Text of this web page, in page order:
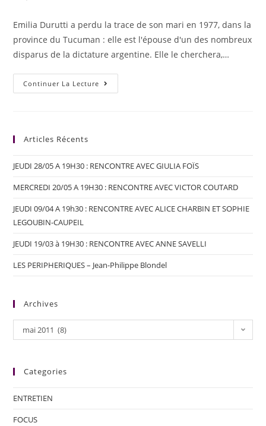
Emilia Durutti a perdu la trace de son mari en 1977, dans la
province du Tucuman : elle est l'épouse d'un des nombreux
disparus de la dictature argentine. Elle le cherchera,…
Continuer La Lecture
Articles Récents
JEUDI 28/05 A 19H30 : RENCONTRE AVEC GIULIA FOÏS
MERCREDI 20/05 A 19H30 : RENCONTRE AVEC VICTOR COUTARD
JEUDI 09/04 A 19h30 : RENCONTRE AVEC ALICE CHARBIN ET SOPHIE
LEGOUBIN-CAUPEIL
JEUDI 19/03 à 19H30 : RENCONTRE AVEC ANNE SAVELLI
LES PERIPHERIQUES – Jean-Philippe Blondel
Archives
mai 2011 (8)
Categories
ENTRETIEN
FOCUS